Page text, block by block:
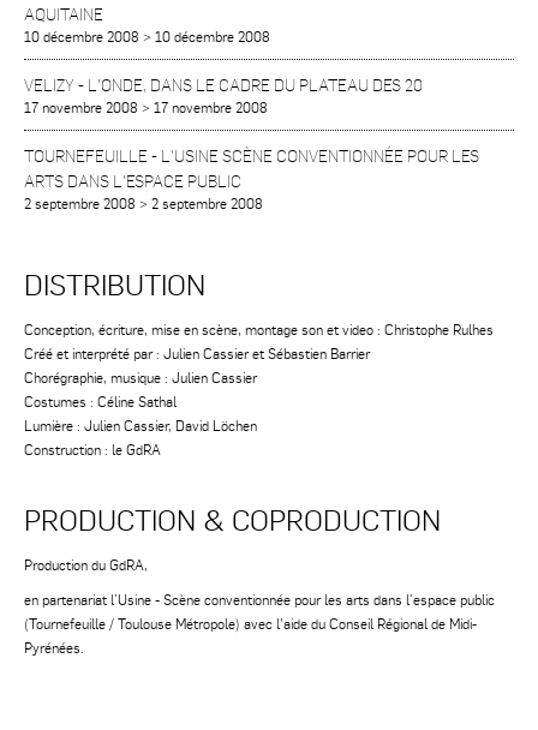
AQUITAINE
10 décembre 2008 > 10 décembre 2008
VELIZY - L'ONDE, DANS LE CADRE DU PLATEAU DES 20
17 novembre 2008 > 17 novembre 2008
TOURNEFEUILLE- L'USINE SCÈNE CONVENTIONNÉE POUR LES
ARTS DANS L'ESPACE PUBLIC
2 septembre 2008 > 2 septembre 2008
DISTRIBUTION
Conception, écriture, mise en scène, montage son et video : Christophe Rulhes
Créé et interprété par : Julien Cassier et Sébastien Barrier
Chorégraphie, musique : Julien Cassier
Costumes : Céline Sathal
Lumière : Julien Cassier, David Löchen
Construction : le GdRA
PRODUCTION & COPRODUCTION
Production du GdRA,
en partenariat l'Usine - Scène conventionnée pour les arts dans l'espace public
(Tournefeuille / Toulouse Métropole) avec l’aide du Conseil Régional de Midi-
Pyrénées.